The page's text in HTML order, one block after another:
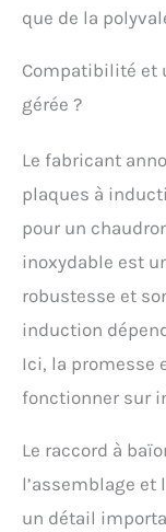
que de la
Compatibilité et
gérée ?
Le fabricant
plaques à
pour un
inoxydable est
robustesse et
induction
Ici, la promesse
fonctionner sur
Le raccord à
l’assemblage et
un détail